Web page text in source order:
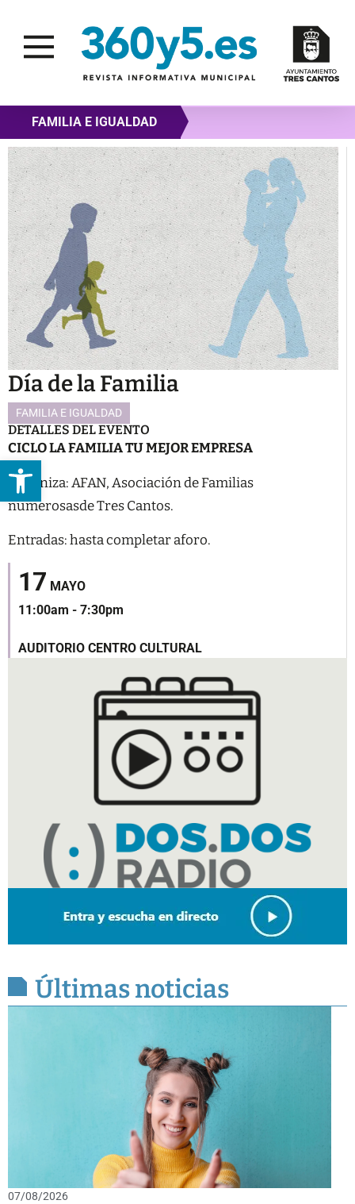
Abrir barra de herramientas
FAMILIA E IGUALDAD
Día de la Familia
FAMILIA E IGUALDAD
DETALLES DEL EVENTO
CICLO LA FAMILIATU MEJOR EMPRESA
Organiza: AFAN, Asociación de Familias
numerosasde Tres Cantos.
Entradas: hasta completar aforo.
17 MAYO
11:00am - 7:30pm
AUDITORIO CENTRO CULTURAL
Últimas noticias
07/08/2026